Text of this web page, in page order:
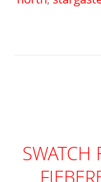
SWATCH